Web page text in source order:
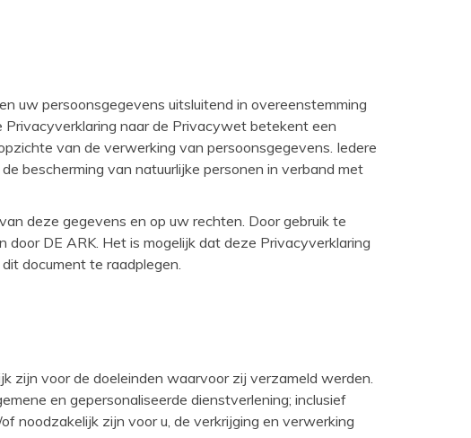
uw persoonsgegevens uitsluitend in overeenstemming
naar de Privacywet betekent een
van de verwerking van persoonsgegevens. Iedere
bescherming van natuurlijke personen in verband met
deze gegevens en op uw rechten. Door gebruik te
DE ARK. Het is mogelijk dat deze Privacyverklaring
document te raadplegen.
zijn voor de doeleinden waarvoor zij verzameld werden.
en gepersonaliseerde dienstverlening; inclusief
noodzakelijk zijn voor u, de verkrijging en verwerking